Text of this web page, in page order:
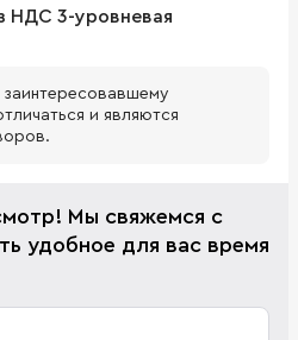
НДС 3-уровневая
и являются
Мы свяжемся с
удобное для вас время